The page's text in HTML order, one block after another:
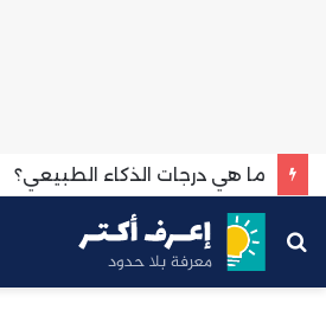
ما هي درجات الذكاء الطبيعي؟
بحث
عن